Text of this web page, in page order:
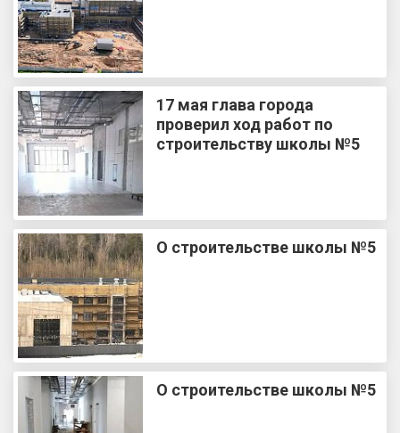
17 мая глава города
проверил ход работ по
строительству школы №5
О строительстве школы №5
О строительстве школы №5